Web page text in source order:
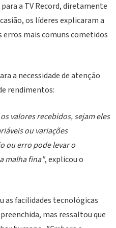
a TV Record, diretamente
os líderes explicaram a
erros mais comuns cometidos
a necessidade de atenção
rendimentos:
valores recebidos, sejam eles
ou variações
ou erro pode levar o
malha fina", explicou o
as facilidades tecnológicas
mas ressaltou que